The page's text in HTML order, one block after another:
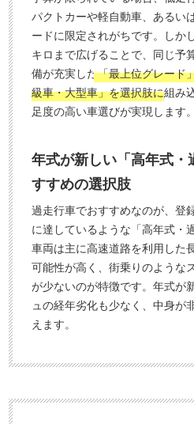
パクトカーや軽自動車、あるい
ードに限定されがちです。しか
キロまで広げることで、同じ予
備が充実した「最上位グレード
級車・大型車」を選択肢に組み
足度の高い車選びが実現します。
年式が新しい「高年式・
すすめの選択肢
過走行車でおすすめなのが、登
に達しているような「高年式・
車両は主に高速道路を利用した
可能性が高く、街乗りのような
が少ないのが特徴です。年式が
ュの経年劣化も少なく、中身が
えます。